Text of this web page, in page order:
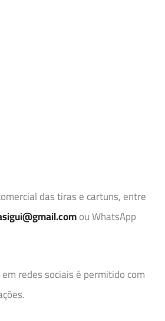
das tiras e cartuns, entre
ou WhatsApp
redes sociais é permitido com